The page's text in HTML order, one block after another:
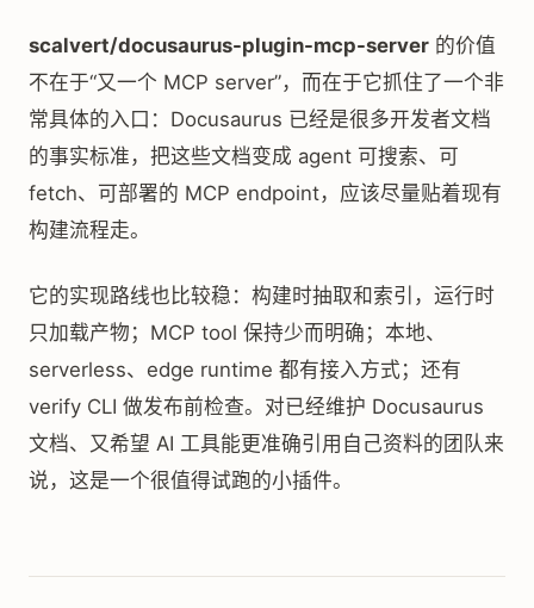
scalvert/docusaurus-plugin-mcp-server 的价值
不在于“又一个 MCP server”，而在于它抓住了一个非
常具体的入口：Docusaurus 已经是很多开发者文档
的事实标准，把这些文档变成 agent 可搜索、可
fetch、可部署的 MCP endpoint，应该尽量贴着现有
构建流程走。
它的实现路线也比较稳：构建时抽取和索引，运行时
只加载产物；MCP tool 保持少而明确；本地、
serverless、edge runtime 都有接入方式；还有
verify CLI 做发布前检查。对已经维护 Docusaurus
文档、又希望 AI 工具能更准确引用自己资料的团队来
说，这是一个很值得试跑的小插件。